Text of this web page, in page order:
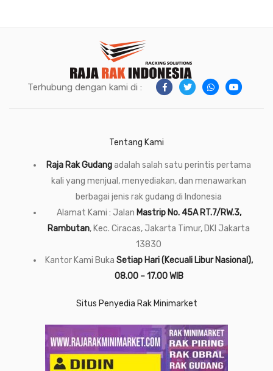
Terhubung dengan kami di :
Tentang Kami
Raja Rak Gudangadalah salah satu perintis pertama
kali yang menjual, menyediakan, dan menawarkan
berbagai jenis rak gudang di Indonesia
Alamat Kami : Jalan Mastrip No. 45A RT.7/RW.3,
Rambutan, Kec. Ciracas, Jakarta Timur, DKI Jakarta
13830
Kantor Kami Buka Setiap Hari (Kecuali Libur Nasional),
08.00 – 17.00 WIB
Situs Penyedia Rak Minimarket